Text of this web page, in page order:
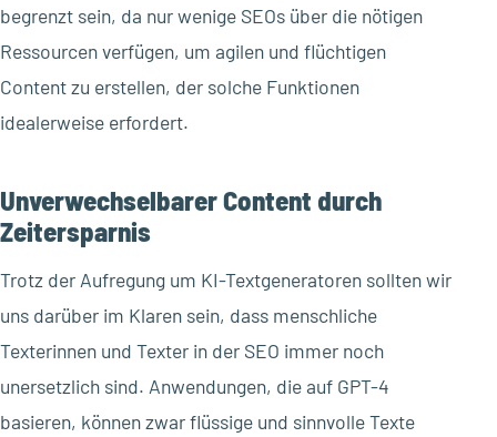
begrenzt sein, da nur wenige SEOs über die nötigen
Ressourcen verfügen, um agilen und flüchtigen
Content zu erstellen, der solche Funktionen
idealerweise erfordert.
Unverwechselbarer Content durch
Zeitersparnis
Trotz der Aufregung um KI-Textgeneratoren sollten wir
uns darüber im Klaren sein, dass menschliche
Texterinnen und Texter in der SEO immer noch
unersetzlich sind. Anwendungen, die auf GPT-4
basieren, können zwar flüssige und sinnvolle Texte